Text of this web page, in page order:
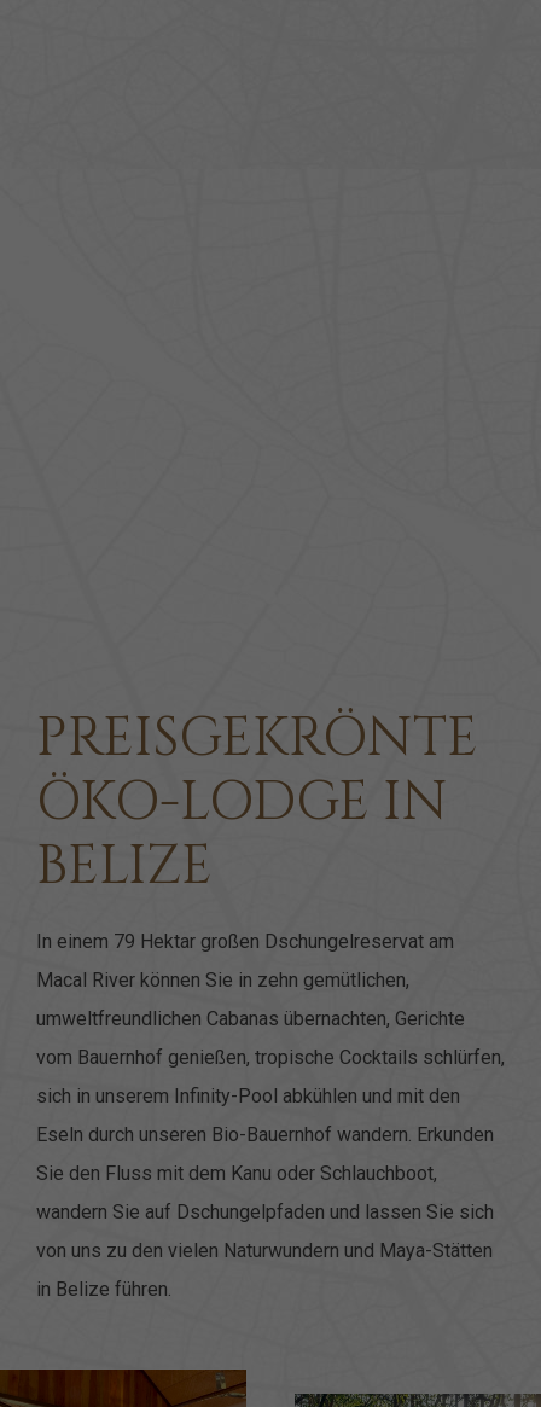
PREISGEKRÖNTE
ÖKO-LODGE IN
BELIZE
In einem 79 Hektar großen Dschungelreservat am
Macal River können Sie in zehn gemütlichen,
umweltfreundlichen Cabanas übernachten, Gerichte
vom Bauernhof genießen, tropische Cocktails schlürfen,
sich in unserem Infinity-Pool abkühlen und mit den
Eseln durch unseren Bio-Bauernhof wandern. Erkunden
Sie den Fluss mit dem Kanu oder Schlauchboot,
wandern Sie auf Dschungelpfaden und lassen Sie sich
von uns zu den vielen Naturwundern und Maya-Stätten
in Belize führen.